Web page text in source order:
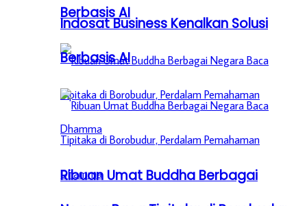
Berbasis AI
Ribuan Umat Buddha Berbagai
Indosat Business Kenalkan Solusi
Berbasis AI